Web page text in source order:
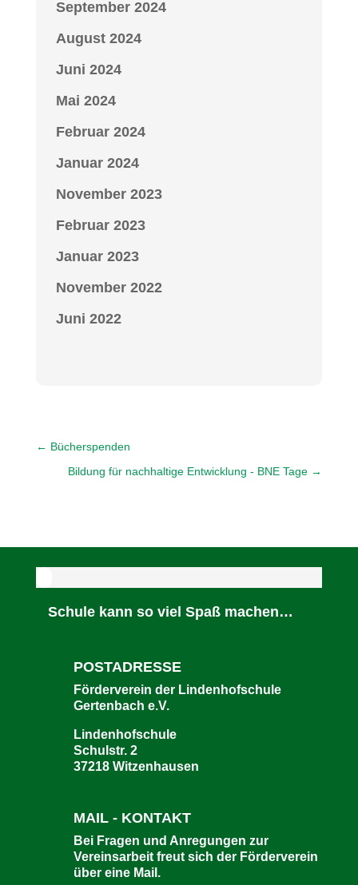
September 2024
August 2024
Juni 2024
Mai 2024
Februar 2024
Januar 2024
November 2023
Februar 2023
Januar 2023
November 2022
Juni 2022
← Bücherspenden
Bildung für nachhaltige Entwicklung - BNE Tage →
Schule kann so viel Spaß machen…
POSTADRESSE
Förderverein der Lindenhofschule
Gertenbach e.V.
Lindenhofschule
Schulstr. 2
37218 Witzenhausen
MAIL - KONTAKT
Bei Fragen und Anregungen zur
Vereinsarbeit freut sich der Förderverein
über eine Mail.